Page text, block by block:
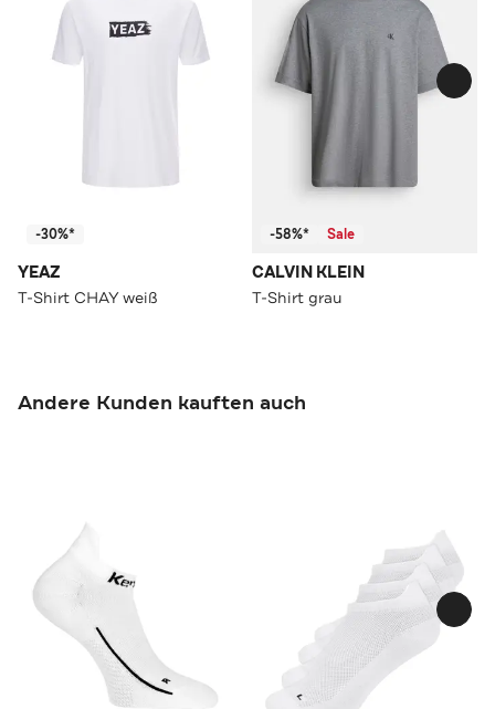
-30%*
YEAZ
T-Shirt CHAY weiß
-58%* Sale
CALVIN KLEIN
T-Shirt grau
Andere Kunden kauften auch